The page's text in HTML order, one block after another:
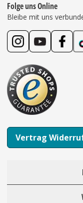
Folge uns Online
Bleibe mit uns
Vertrag